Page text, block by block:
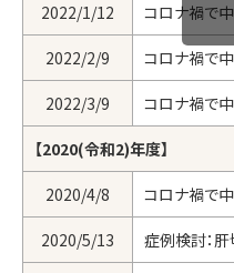
2022/1/12 コロナ禍で
2022/2/9 コロナ禍で
2022/3/9 コロナ禍で
【2020(令和2)年度】
2020/4/8 コロナ禍で
2020/5/13 症例検討：